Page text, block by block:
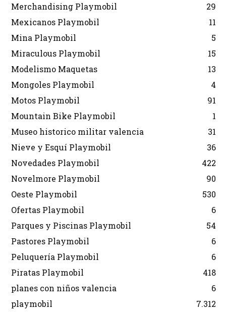
Merchandising Playmobil
29
Mexicanos Playmobil
11
Mina Playmobil
5
Miraculous Playmobil
15
Modelismo Maquetas
13
Mongoles Playmobil
4
Motos Playmobil
91
Mountain Bike Playmobil
1
Museo historico militar valencia
31
Nieve y Esquí Playmobil
36
Novedades Playmobil
422
Novelmore Playmobil
90
Oeste Playmobil
530
Ofertas Playmobil
6
Parques y Piscinas Playmobil
54
Pastores Playmobil
6
Peluquería Playmobil
6
Piratas Playmobil
418
planes con niños valencia
6
playmobil
7.312